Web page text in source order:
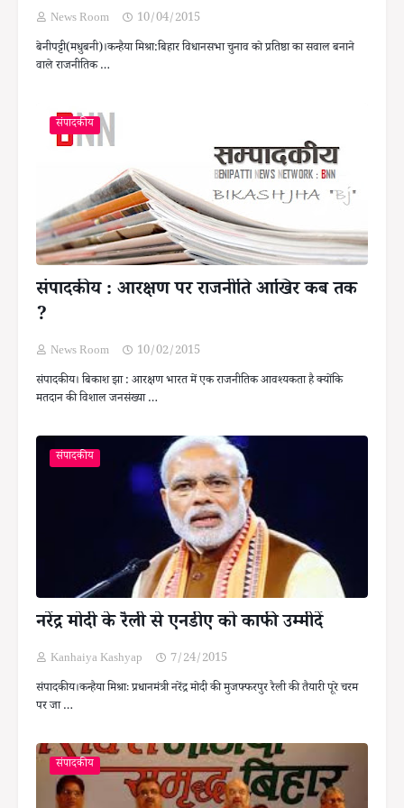
News Room
10/04/2015
बेनीपट्टी(मधुबनी)।कन्हैया मिश्रा:बिहार विधानसभा चुनाव को प्रतिष्ठा का सवाल बनाने
वाले राजनीतिक …
संपादकीय
संपादकीय : आरक्षण पर राजनीति आखिर कब तक
?
News Room
10/02/2015
संपादकीय। बिकाश झा : आरक्षण भारत में एक राजनीतिक आवश्यकता है क्योंकि
मतदान की विशाल जनसंख्या …
संपादकीय
नरेंद्र मोदी के रैली से एनडीए को काफी उम्मीदें
Kanhaiya Kashyap
7/24/2015
संपादकीय।कन्हैया मिश्राः प्रधानमंत्री नरेंद्र मोदी की मुजफ्फरपुर रैली की तैयारी पूरे चरम
पर जा …
संपादकीय